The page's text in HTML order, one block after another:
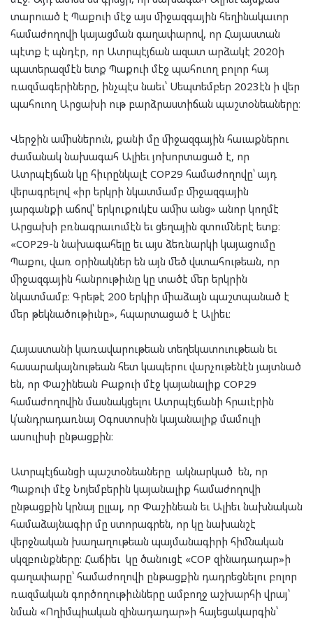
տարուած է Պաքուի մէջ այս միջազգային հեղինակաւոր
համաժողովի կայացման գաղափարով, որ Հայաստան
պէտք է պնդէր, որ Ատրպէյճան ազատ արձակէ 2020ի
պատերազմէն ետք Պաքուի մէջ պահուող բոլոր հայ
ռազմագերիները, ինչպէս նաեւ՝ Սեպտեմբեր 2023էն ի վեր
պահուող Արցախի ութ բարձրաստիճան պաշտօնեաները։
Վերջին ամիսներուն, քանի մը միջազգային հաւաքներու
ժամանակ նախագահ Ալիեւ յոխորտացած է, որ
Ատրպէյճան կը հիւրընկալէ COP29 համաժողովը՝ այդ
վերագրելով «իր երկրի նկատմամբ միջազգային
յարգանքի աճով՝ երկուքուկէս ամիս անց» անոր կողմէ
Արցախի բռնագրաւումէն եւ ցեղային զտումներէ ետք։
«COP29-ն նախագահելը եւ այս ձեռնարկի կայացումը
Պաքու, վառ օրինակներ են այն մեծ վստահութեան, որ
միջազգային հանրութիւնը կը տածէ մեր երկրին
նկատմամբ։ Գրեթէ 200 երկիր միաձայն պաշտպանած է
մեր թեկնածութիւնը», հպարտացած է Ալիեւ։
Հայաստանի կառավարութեան տեղեկատուութեան եւ
հասարակայնութեան հետ կապերու վարչութենէն յայտնած
են, որ Փաշինեան Բաքուի մէջ կայանալիք COP29
համաժողովին մասնակցելու Ատրպէյճանի հրաւէրին
կ՛անդրադառնայ Օգոստոսին կայանալիք մամուլի
ասուլիսի ընթացքին։
Ատրպէյճանցի պաշտօնեաները ակնարկած են, որ
Պաքուի մէջ Նոյեմբերին կայանալիք համաժողովի
ընթացքին կրնայ ըլլալ, որ Փաշինեան եւ Ալիեւ նախնական
համաձայնագիր մը ստորագրեն, որ կը նախանշէ
վերջնական խաղաղութեան պայմանագիրի հիմնական
սկզբունքները: Հաճիեւ կը ծանուցէ «COP զինադադար»ի
գաղափարը՝ համաժողովի ընթացքին դադրեցնելու բոլոր
ռազմական գործողութիւնները ամբողջ աշխարհի վրայ՝
նման «Ողիմպիական զինադադար»ի հայեցակարգին՝